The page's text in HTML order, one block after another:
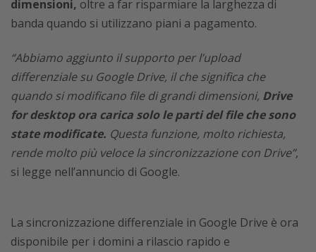
dimensioni, oltre a far risparmiare la larghezza di
banda quando si utilizzano piani a pagamento.
“Abbiamo aggiunto il supporto per l’upload
differenziale su Google Drive, il che significa che
quando si modificano file di grandi dimensioni, Drive
for desktop ora carica solo le parti del file che sono
state modificate. Questa funzione, molto richiesta,
rende molto più veloce la sincronizzazione con Drive”,
si legge nell’annuncio di Google.
La sincronizzazione differenziale in Google Drive è ora
disponibile per i domini a rilascio rapido e